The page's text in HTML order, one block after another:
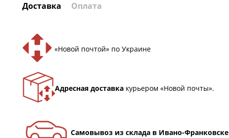
Доставка Оплата
«Новой почтой» по Украине
Адресная доставка курьером «Новой почты».
Самовывоз из склада в Ивано-Франковске